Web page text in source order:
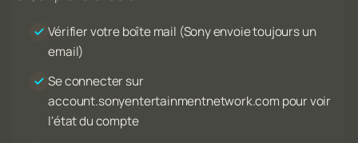
Vérifier votre boîte mail (Sony envoie toujours un
email)
Se connecter sur
account.sonyentertainmentnetwork.com pour voir
l'état du compte